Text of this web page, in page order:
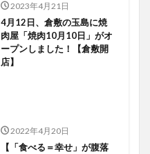
2023年4月21日
4月12日、倉敷の玉島に焼
肉屋「焼肉10月10日」がオ
ープンしました！【倉敷開
店】
2022年4月20日
【「食べる＝幸せ」が腹落